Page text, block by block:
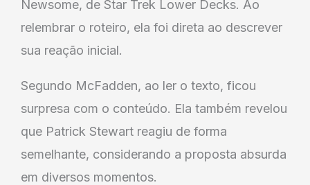
Newsome, de Star Trek Lower Decks. Ao
relembrar o roteiro, ela foi direta ao descrever
sua reação inicial.
Segundo McFadden, ao ler o texto, ficou
surpresa com o conteúdo. Ela também revelou
que Patrick Stewart reagiu de forma
semelhante, considerando a proposta absurda
em diversos momentos.